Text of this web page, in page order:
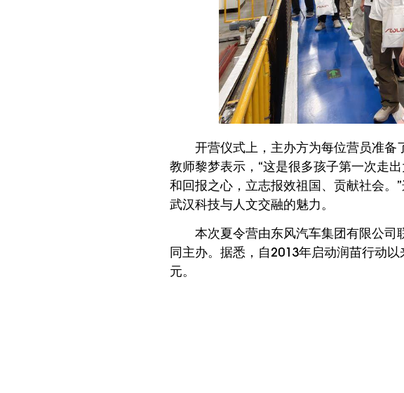
开营仪式上，主办方为每位营员准
教师黎梦表示，“这是很多孩子第一次走
和回报之心，立志报效祖国、贡献社会
武汉科技与人文交融的魅力。
本次夏令营由东风汽车集团有限公
同主办。据悉，自2013年启动润苗行动
元。